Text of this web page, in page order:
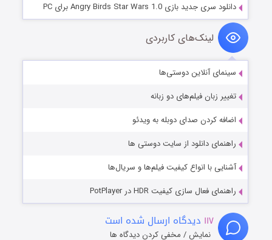
دانلود سری جدید بازی Angry Birds Star Wars 1.0 برای PC
لینک‌های کاربردی
سینمای آنلاین دوستی‌ها
تغییر زبان فیلم‌های دو زبانه
اضافه کردن صدای دوبله به ویدئو
راهنمای دانلود از سایت دوستی ها
آشنایی با انواع کیفیت فیلم‌ها و سریال‌ها
راهنمای فعال سازی کیفیت HDR در PotPlayer
۱۱۷ دیدگاه ارسال شده است
نمایش / مخفی کردن دیدگاه ها